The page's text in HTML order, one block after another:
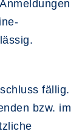
fällig.
bzw. im